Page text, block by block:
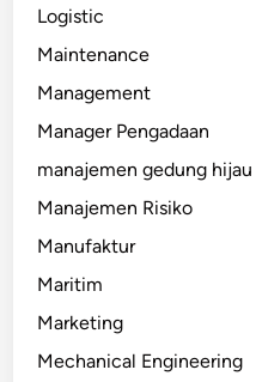
Logistic
Maintenance
Management
Manager Pengadaan
manajemen gedung hijau
Manajemen Risiko
Manufaktur
Maritim
Marketing
Mechanical Engineering